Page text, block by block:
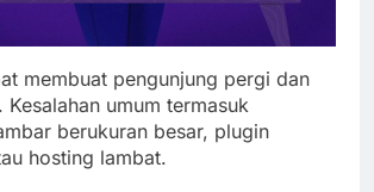
membuat pengunjung pergi dan
Kesalahan umum termasuk
berukuran besar, plugin
hosting lambat.